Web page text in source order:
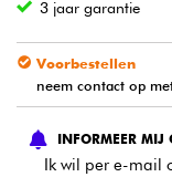
Kinderen
3 jaar garantie
Voorbestellen
neem contact op
INFORMEER
Ik wil per e-mail